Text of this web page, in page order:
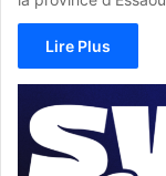
Lire Plus